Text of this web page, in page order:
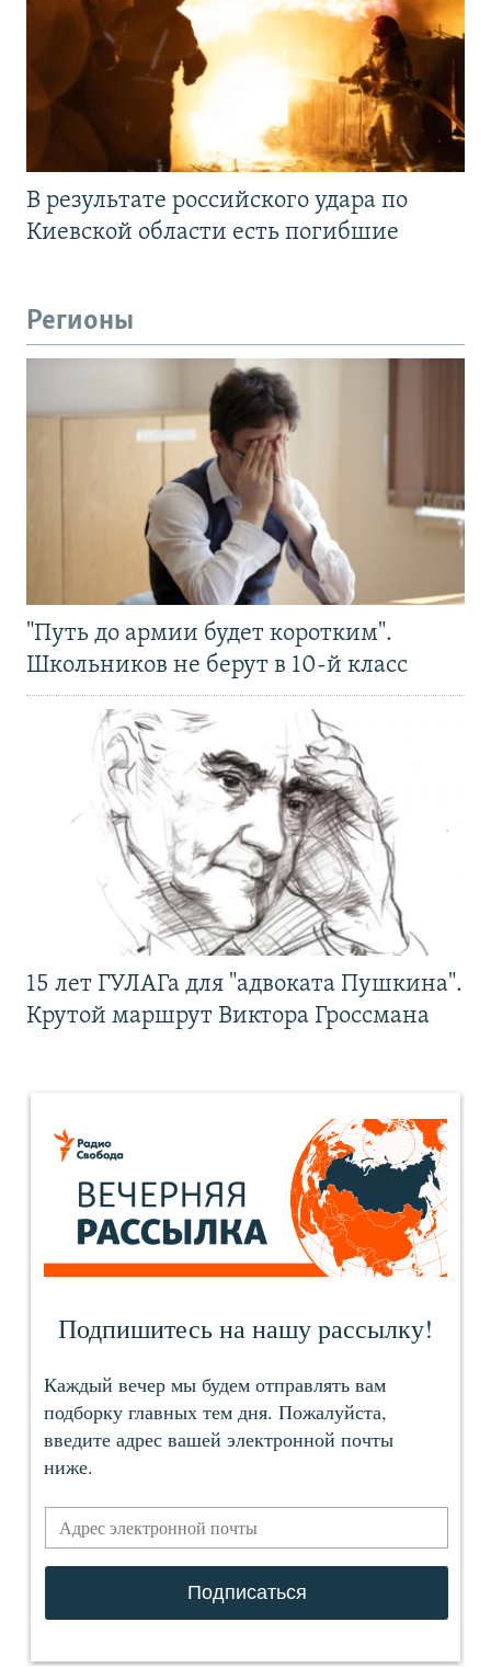
В результате российского удара по
Киевской области есть погибшие
Регионы
"Путь до армии будет коротким".
Школьников не берут в 10-й класс
15 лет ГУЛАГа для "адвоката Пушкина".
Крутой маршрут Виктора Гроссмана